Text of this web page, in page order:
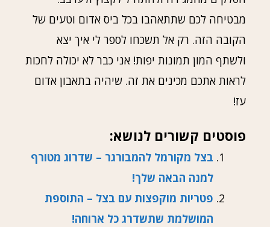
מבטיחה לכם שתתאהבו בכל ביס אדום וטעים של
הקובה הזה. רק אל תשכחו לספר לי איך יצא
ולשתף המון תמונות יפות! אני כבר לא יכולה לחכות
לראות אתכם מכינים את זה. שיהיה בתאבון אדום
עז!
פוסטים קשורים לנושא:
בצל מקורמל להמבורגר – שדרוג מטורף
למנה הבאה שלך!
פטריות מוקפצות עם בצל – התוספת
המושלמת שתשדרג כל ארוחה!